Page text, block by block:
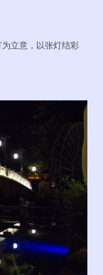
为立意，以张灯结彩